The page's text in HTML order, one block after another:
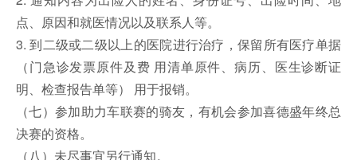
点、原因和就医情况以及联系人等。
3. 到二级或二级以上的医院进行治疗，保留所有医疗单据
（门急诊发票原件及费 用清单原件、病历、医生诊断证
明、检查报告单等） 用于报销。
（七）参加助力车联赛的骑友，有机会参加喜德盛年终总
决赛的资格。
（八）未尽事宜另行通知。